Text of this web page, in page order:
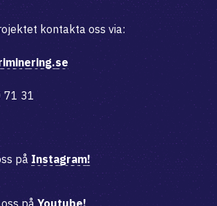
kontakta oss via:
71 31
på Instagram!
på Youtube!